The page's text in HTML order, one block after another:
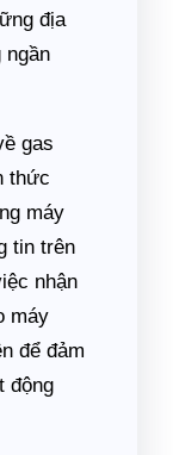
địa
ngần
gas
thức
máy
tin trên
nhận
máy
để đảm
động